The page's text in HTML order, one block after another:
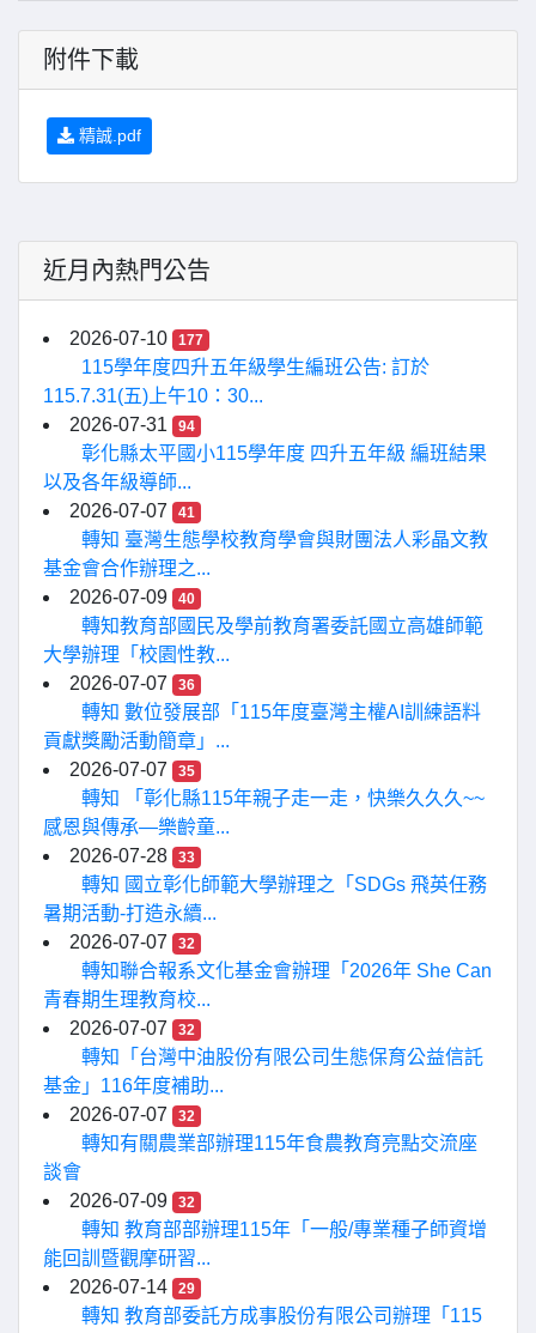
附件下載
精誠.pdf
近月內熱門公告
2026-07-10 177
115學年度四升五年級學生編班公告: 訂於
115.7.31(五)上午10：30...
2026-07-31
94
彰化縣太平國小115學年度 四升五年級 編班結果
以及各年級導師...
2026-07-07
41
轉知 臺灣生態學校教育學會與財團法人彩晶文教
基金會合作辦理之...
2026-07-09
40
轉知教育部國民及學前教育署委託國立高雄師範
大學辦理「校園性教...
2026-07-07
36
轉知 數位發展部「115年度臺灣主權AI訓練語料
貢獻獎勵活動簡章」...
2026-07-07
35
轉知 「彰化縣115年親子走一走，快樂久久久~~
感恩與傳承—樂齡童...
2026-07-28
33
轉知 國立彰化師範大學辦理之「SDGs 飛英任務
暑期活動-打造永續...
2026-07-07
32
轉知聯合報系文化基金會辦理「2026年 She Can
青春期生理教育校...
2026-07-07
32
轉知「台灣中油股份有限公司生態保育公益信託
基金」116年度補助...
2026-07-07
32
轉知有關農業部辦理115年食農教育亮點交流座
談會
2026-07-09
32
轉知 教育部部辦理115年「一般/專業種子師資增
能回訓暨觀摩研習...
2026-07-14
29
轉知 教育部委託方成事股份有限公司辦理「115